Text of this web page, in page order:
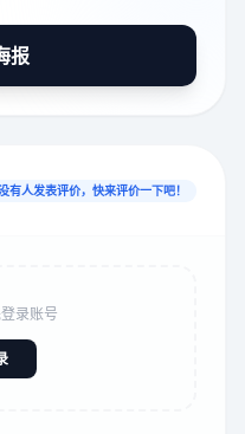
报
有人发表评价，快来评价一下吧！
录账号